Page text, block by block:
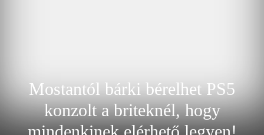
Mostantól bárki bérelhet PS5
konzolt a briteknél, hogy
mindenkinek elérhető legyen!